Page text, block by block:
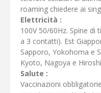
roaming chiedere ai
Elettricità :
100V 50/60Hz. Spine di
a 3 contatti). Est
Sapporo, Yokohoma e
Kyoto, Nagoya e
Salute :
Vaccinazioni